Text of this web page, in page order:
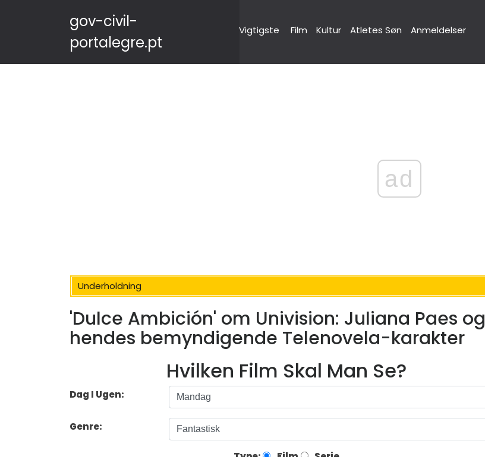
gov-civil-
portalegre.pt
Vigtigste Film Kultur Atletes Søn Anmeldelser
ad
Underholdning
'Dulce Ambición' om Univision: Juliana Paes og
hendes bemyndigende Telenovela-karakter
Hvilken Film Skal Man Se?
Dag I Ugen:
Genre: